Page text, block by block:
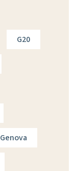
G20
Genova